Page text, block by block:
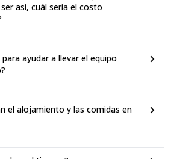
así, cuál sería el costo
ayudar a llevar el equipo
el alojamiento y las comidas en